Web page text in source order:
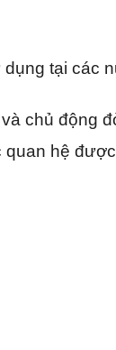
tại các
chủ động
quan hệ